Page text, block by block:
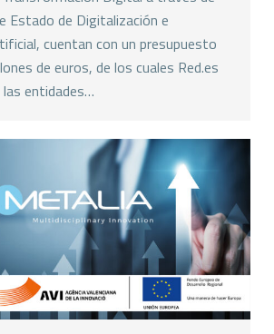
Estado de Digitalización e
cuentan con un presupuesto
de euros, de los cuales Red.es
entidades…